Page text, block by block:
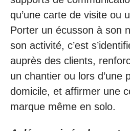
qu’une carte de visite ou
Porter un écusson à son
son activité, c’est
auprès des clients,
un chantier ou lors d’une
domicile, et affirmer une
marque même en solo.